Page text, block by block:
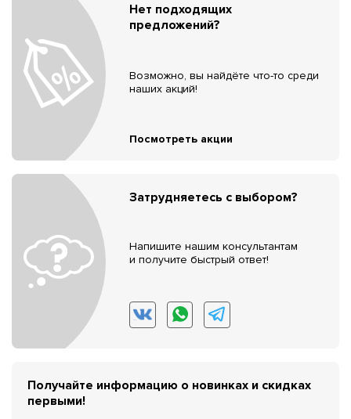
Нет подходящих
предложений?
Возможно, вы найдёте что-то среди
наших акций!
Посмотреть акции
Затрудняетесь с выбором?
Напишите нашим консультантам
и получите быстрый ответ!
Получайте информацию о новинках и скидках
первыми!